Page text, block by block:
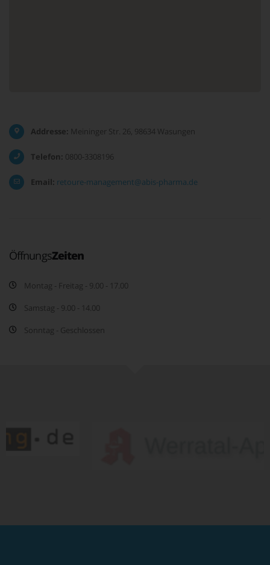
Addresse: Meininger Str. 26, 98634 Wasungen
Telefon: 0800-3308196
Email: retoure-management@abis-pharma.de
ÖffnungsZeiten
Montag - Freitag - 9.00 - 17.00
Samstag - 9.00 - 14.00
Sonntag - Geschlossen